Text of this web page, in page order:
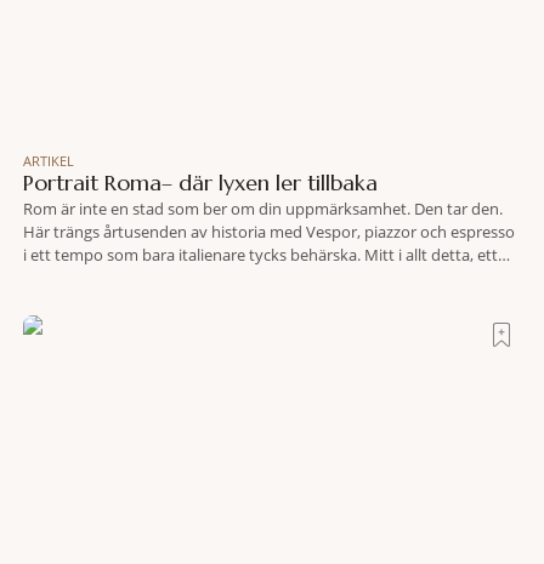
ARTIKEL
Portrait Roma– där lyxen ler tillbaka
Rom är inte en stad som ber om din uppmärksamhet. Den tar den.
Här trängs årtusenden av historia med Vespor, piazzor och espresso
i ett tempo som bara italienare tycks behärska. Mitt i allt detta, ett